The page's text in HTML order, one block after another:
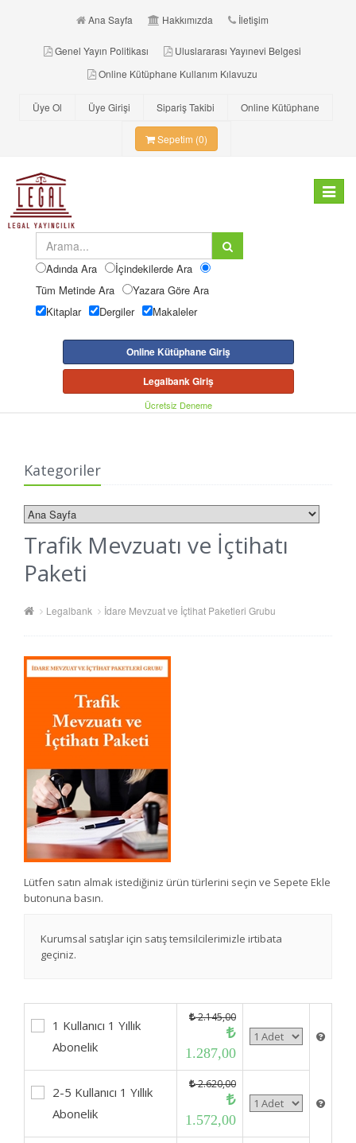
Ana Sayfa Hakkımızda İletişim
Genel Yayın Politikası
Uluslararası Yayınevi Belgesi
Online Kütüphane Kullanım Kılavuzu
Üye Ol Üye Girişi Sipariş Takibi Online Kütüphane
Sepetim (0)
Toggle
Adında Ara
İçindekilerde Ara
Tüm Metinde Ara
Yazara Göre Ara
Kitaplar
Dergiler Makaleler
Online Kütüphane Giriş
Legalbank Giriş
Ücretsiz Deneme
Kategoriler
Trafik Mevzuatı ve İçtihatı
Paketi
Legalbank İdare Mevzuat ve İçtihat Paketleri Grubu
Lütfen satın almak istediğiniz ürün türlerini seçin ve Sepete Ekle
butonuna basın.
Kurumsal satışlar için satış temsilcilerimizle irtibata
geçiniz.
1 Kullanıcı 1 Yıllık
Abonelik
2.145,00
1.287,00
2-5 Kullanıcı 1 Yıllık
Abonelik
2.620,00
1.572,00